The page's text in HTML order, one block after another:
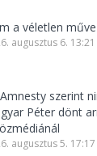
a véletlen
augusztus 6. 13:21
szerint
Péter dönt
augusztus 5. 17:17